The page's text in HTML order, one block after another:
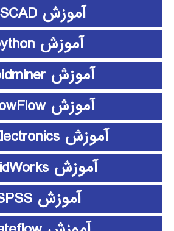
آموزش PSCAD
آموزش python
آموزش rapidminer
آموزش ShowFlow
آموزش SimElectronics
آموزش SolidWorks
آموزش SPSS